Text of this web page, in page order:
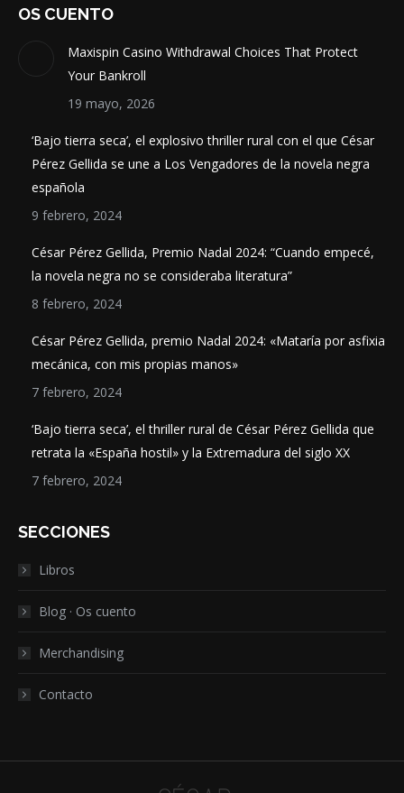
OS CUENTO
Maxispin Casino Withdrawal Choices That Protect
Your Bankroll
19 mayo, 2026
‘Bajo tierra seca’, el explosivo thriller rural con el que César
Pérez Gellida se une a Los Vengadores de la novela negra
española
9 febrero, 2024
César Pérez Gellida, Premio Nadal 2024: “Cuando empecé,
la novela negra no se consideraba literatura”
8 febrero, 2024
César Pérez Gellida, premio Nadal 2024: «Mataría por asfixia
mecánica, con mis propias manos»
7 febrero, 2024
‘Bajo tierra seca’, el thriller rural de César Pérez Gellida que
retrata la «España hostil» y la Extremadura del siglo XX
7 febrero, 2024
SECCIONES
Libros
Blog · Os cuento
Merchandising
Contacto